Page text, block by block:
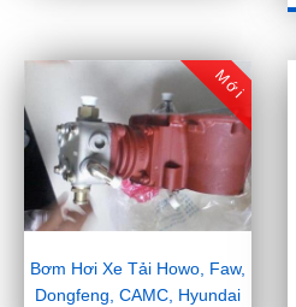
Mới
Bơm Hơi Xe Tải Howo, Faw,
Dongfeng, CAMC, Hyundai